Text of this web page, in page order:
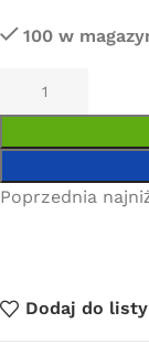
100 w
Poprzednia
Dodaj do